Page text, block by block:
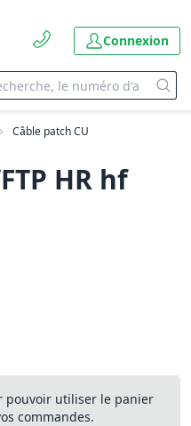
Connexion
Câble patch CU
HR hf
pouvoir utiliser le panier
commandes.